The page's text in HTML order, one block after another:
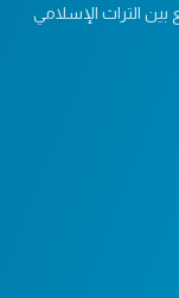
بين التراث الإسلامي